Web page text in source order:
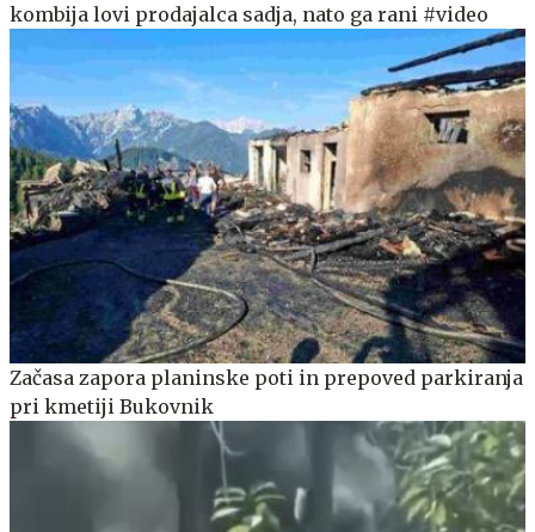
kombija lovi prodajalca sadja, nato ga rani #video
Začasa zapora planinske poti in prepoved parkiranja
pri kmetiji Bukovnik